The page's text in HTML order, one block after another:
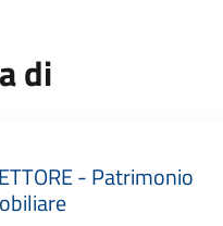
di
- Patrimonio